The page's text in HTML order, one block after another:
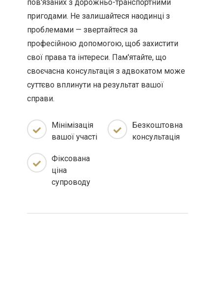
пов'язаних з дорожньо-транспортними
пригодами. Не залишайтеся наодинці з
проблемами — звертайтеся за
професійною допомогою, щоб захистити
свої права та інтереси. Пам'ятайте, що
своєчасна консультація з адвокатом може
суттєво вплинути на результат вашої
справи.
Мінімізація
вашої участі
Безкоштовна
консультація
Фіксована
ціна
супроводу